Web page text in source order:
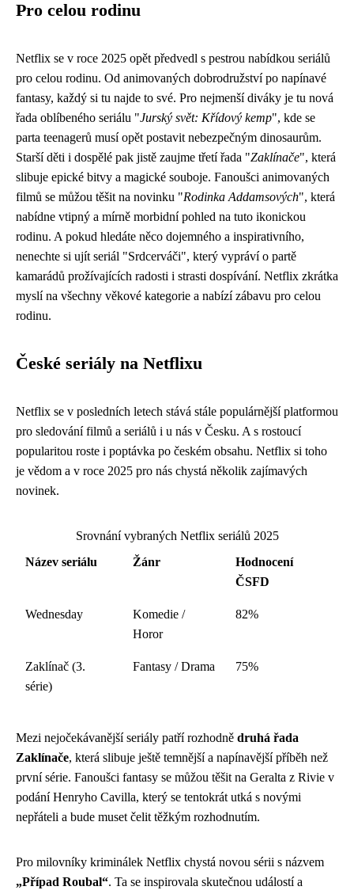
Pro celou rodinu
Netflix se v roce 2025 opět předvedl s pestrou nabídkou seriálů
pro celou rodinu. Od animovaných dobrodružství po napínavé
fantasy, každý si tu najde to své. Pro nejmenší diváky je tu nová
řada oblíbeného seriálu "Jurský svět: Křídový kemp", kde se
parta teenagerů musí opět postavit nebezpečným dinosaurům.
Starší děti i dospělé pak jistě zaujme třetí řada "Zaklínače", která
slibuje epické bitvy a magické souboje. Fanoušci animovaných
filmů se můžou těšit na novinku "Rodinka Addamsových", která
nabídne vtipný a mírně morbidní pohled na tuto ikonickou
rodinu. A pokud hledáte něco dojemného a inspirativního,
nenechte si ujít seriál "Srdcerváči", který vypráví o partě
kamarádů prožívajících radosti i strasti dospívání. Netflix zkrátka
myslí na všechny věkové kategorie a nabízí zábavu pro celou
rodinu.
České seriály na Netflixu
Netflix se v posledních letech stává stále populárnější platformou
pro sledování filmů a seriálů i u nás v Česku. A s rostoucí
popularitou roste i poptávka po českém obsahu. Netflix si toho
je vědom a v roce 2025 pro nás chystá několik zajímavých
novinek.
Srovnání vybraných Netflix seriálů 2025
Název seriálu
Žánr
Hodnocení
ČSFD
Wednesday
Komedie /
Horor
82%
Zaklínač (3.
série)
Fantasy / Drama 75%
Mezi nejočekávanější seriály patří rozhodně druhá řada
Zaklínače, která slibuje ještě temnější a napínavější příběh než
první série. Fanoušci fantasy se můžou těšit na Geralta z Rivie v
podání Henryho Cavilla, který se tentokrát utká s novými
nepřáteli a bude muset čelit těžkým rozhodnutím.
Pro milovníky kriminálek Netflix chystá novou sérii s názvem
„Případ Roubal“. Ta se inspirovala skutečnou událostí a